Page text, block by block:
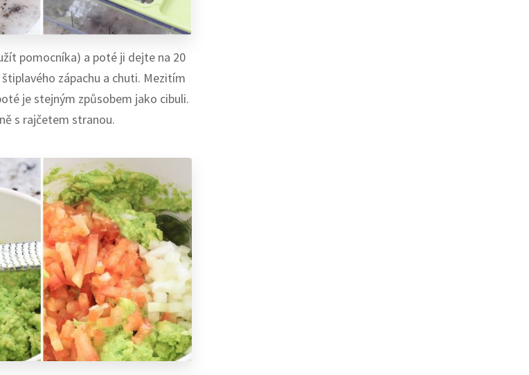
pomocníka) a poté ji dejte na 20
zápachu a chuti. Mezitím
je stejným způsobem jako cibuli.
s rajčetem stranou.